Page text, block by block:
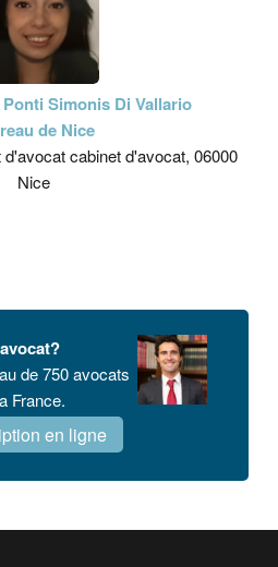
Simonis Di Vallario
de Nice
cabinet d'avocat, 06000
Nice
de 750 avocats
France.
en ligne